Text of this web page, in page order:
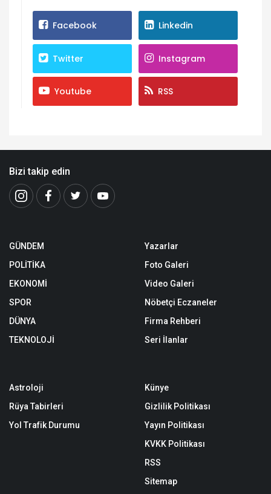
Facebook Linkedin
Twitter Instagram
Youtube RSS
Bizi takip edin
GÜNDEM
POLİTİKA
EKONOMİ
SPOR
DÜNYA
TEKNOLOJİ
Yazarlar
Foto Galeri
Video Galeri
Nöbetçi Eczaneler
Firma Rehberi
Seri İlanlar
Astroloji
Rüya Tabirleri
Yol Trafik Durumu
Künye
Gizlilik Politikası
Yayın Politikası
KVKK Politikası
RSS
Sitemap